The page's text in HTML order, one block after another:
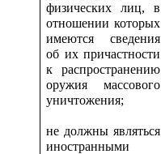
физических лиц, в
отношении которых
имеются сведения
об их причастности
к распространению
оружия массового
уничтожения;
не должны являться
иностранными